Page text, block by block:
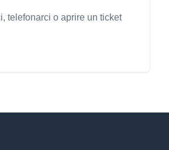
telefonarci o aprire un ticket